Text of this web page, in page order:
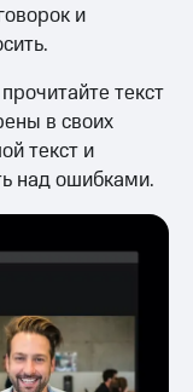
и
текст
в своих
текст и
над ошибками.